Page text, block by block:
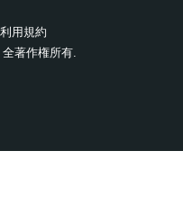
利用規約
著作権所有.